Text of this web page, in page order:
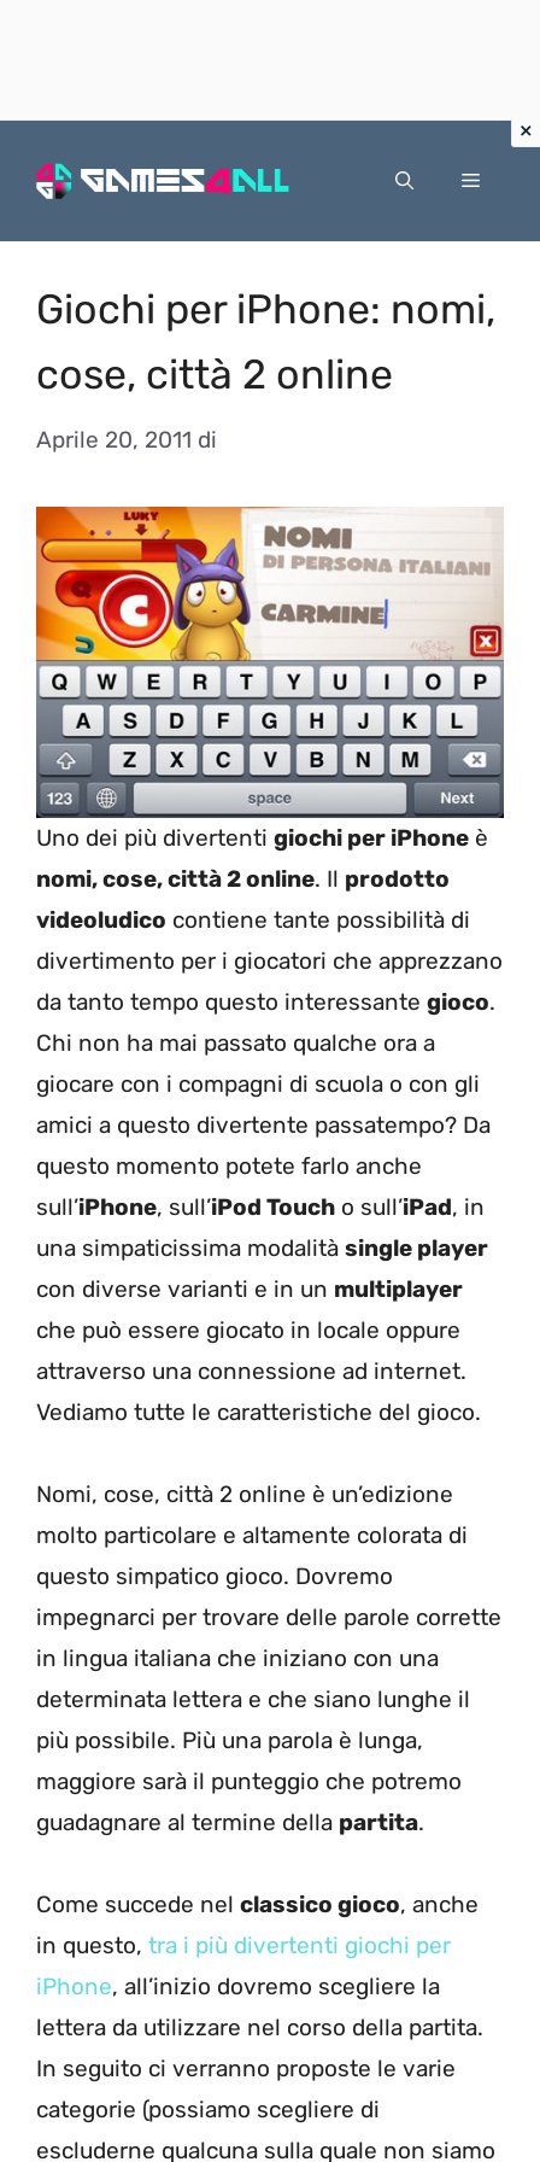
Menu
Giochi per iPhone: nomi,
cose, città 2 online
Aprile 20, 2011 di
Uno dei più divertenti giochi per iPhone è
nomi, cose, città 2 online. Il prodotto
videoludico contiene tante possibilità di
divertimento per i giocatori che apprezzano
da tanto tempo questo interessante gioco.
Chi non ha mai passato qualche ora a
giocare con i compagni di scuola o con gli
amici a questo divertente passatempo? Da
questo momento potete farlo anche
sull’iPhone, sull’iPod Touch o sull’iPad, in
una simpaticissima modalità single player
con diverse varianti e in un multiplayer
che può essere giocato in locale oppure
attraverso una connessione ad internet.
Vediamo tutte le caratteristiche del gioco.
Nomi, cose, città 2 online è un’edizione
molto particolare e altamente colorata di
questo simpatico gioco. Dovremo
impegnarci per trovare delle parole corrette
in lingua italiana che iniziano con una
determinata lettera e che siano lunghe il
più possibile. Più una parola è lunga,
maggiore sarà il punteggio che potremo
guadagnare al termine della partita.
Come succede nel classico gioco, anche
in questo, tra i più divertenti giochi per
iPhone, all’inizio dovremo scegliere la
lettera da utilizzare nel corso della partita.
In seguito ci verranno proposte le varie
categorie (possiamo scegliere di
escluderne qualcuna sulla quale non siamo